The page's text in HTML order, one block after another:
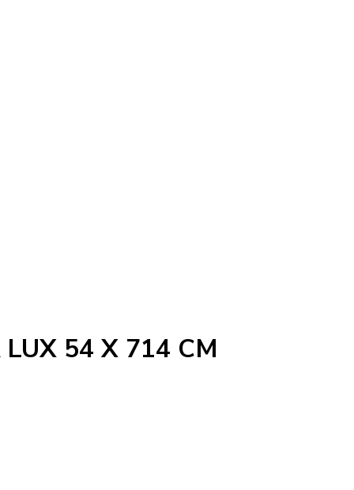
54 X 714 CM